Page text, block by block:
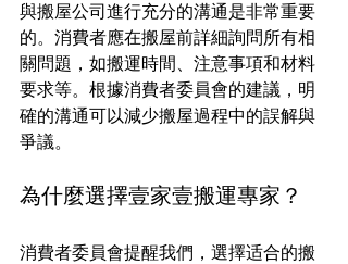
與搬屋公司進行充分的溝通是非常重要
的。消費者應在搬屋前詳細詢問所有相
關問題，如搬運時間、注意事項和材料
要求等。根據消費者委員會的建議，明
確的溝通可以減少搬屋過程中的誤解與
爭議。
為什麼選擇壹家壹搬運專家？
消費者委員會提醒我們，選擇适合的搬